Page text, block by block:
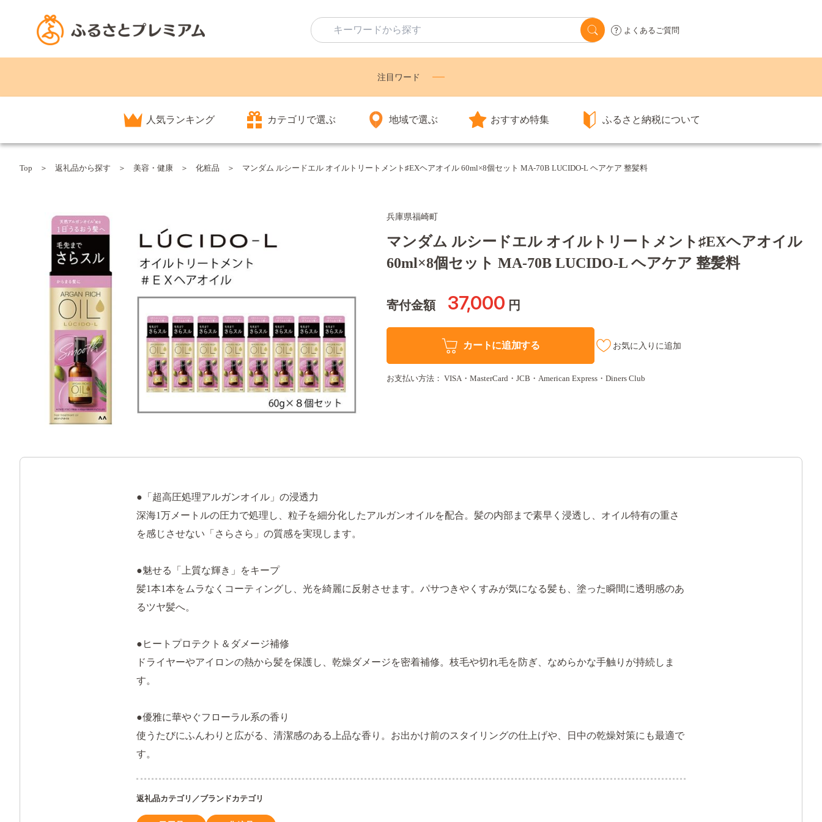
よくあるご質問
注目ワード
人気ランキング カテゴリで選ぶ 地域で選ぶ おすすめ特集 ふるさと納税について
Top 返礼品から探す 美容・健康 化粧品 マンダム ルシードエル オイルトリートメント♯EXヘアオイル 60ml×8個セット MA-70B LUCIDO-L ヘアケア 整髪料
兵庫県福崎町
マンダム ルシードエル オイルトリートメント♯EXヘアオイル
60ml×8個セット MA-70B LUCIDO-L ヘアケア 整髪料
寄付金額 37,000 円
カートに追加する お気に入りに追加
お支払い方法： VISA・MasterCard・JCB・American Express・Diners Club
●「超高圧処理アルガンオイル」の浸透力
深海1万メートルの圧力で処理し、粒子を細分化したアルガンオイルを配合。髪の内部まで素早く浸透し、オイル特有の重さ
を感じさせない「さらさら」の質感を実現します。
●魅せる「上質な輝き」をキープ
髪1本1本をムラなくコーティングし、光を綺麗に反射させます。パサつきやくすみが気になる髪も、塗った瞬間に透明感のあ
るツヤ髪へ。
●ヒートプロテクト＆ダメージ補修
ドライヤーやアイロンの熱から髪を保護し、乾燥ダメージを密着補修。枝毛や切れ毛を防ぎ、なめらかな手触りが持続しま
す。
●優雅に華やぐフローラル系の香り
使うたびにふんわりと広がる、清潔感のある上品な香り。お出かけ前のスタイリングの仕上げや、日中の乾燥対策にも最適で
す。
返礼品カテゴリ／ブランドカテゴリ